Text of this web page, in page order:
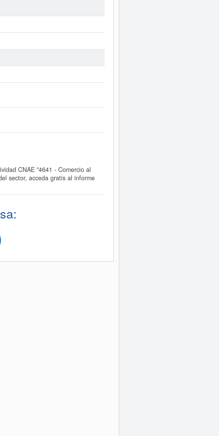
CNAE "4641 - Comercio al
sector, acceda gratis al informe